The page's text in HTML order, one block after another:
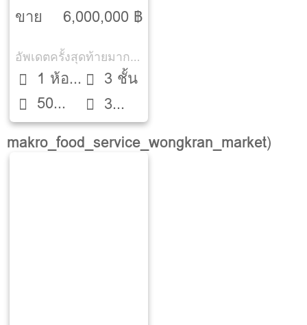
ขาย
6,000,000 ฿
อัพเดตครั้งสุดท้ายมากกว่า 30 วัน
1 ห้อง
นอน50
ตรว.
3 ชั้น
3
ห้องน้ำ
makro_food_service_wongkran_market)